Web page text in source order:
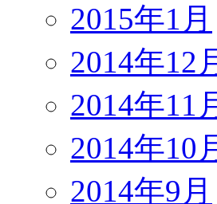
2015年1月
2014年12
2014年11
2014年10
2014年9月